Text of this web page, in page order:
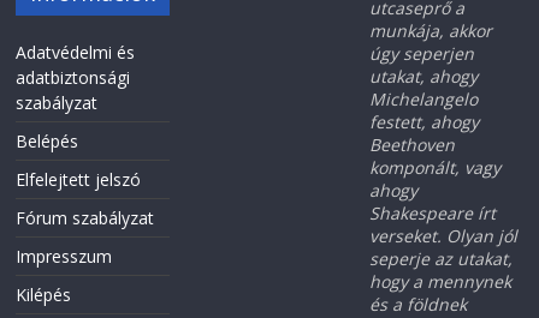
Adatvédelmi és
adatbiztonsági
szabályzat
Belépés
Elfelejtett jelszó
Fórum szabályzat
Impresszum
Kilépés
utcaseprő a
munkája, akkor
úgy seperjen
utakat, ahogy
Michelangelo
festett, ahogy
Beethoven
komponált, vagy
ahogy
Shakespeare írt
verseket. Olyan jól
seperje az utakat,
hogy a mennynek
és a földnek